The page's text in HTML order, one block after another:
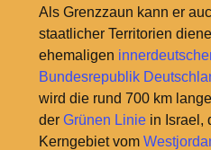
Als Grenzzaun kann er
staatlicher Territorien
ehemaligen
Bundesrepublik
wird die rund 700 km lange
der Grünen Liniein Israel,
Kerngebiet vom